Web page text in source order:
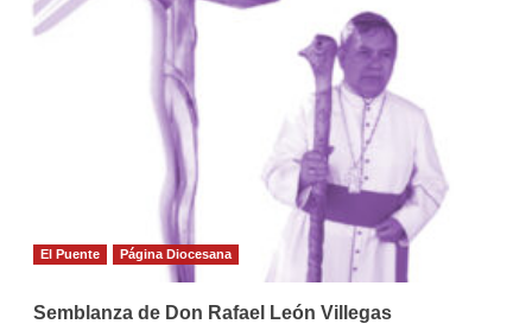
El Puente Página Diocesana
Semblanza de Don Rafael León Villegas